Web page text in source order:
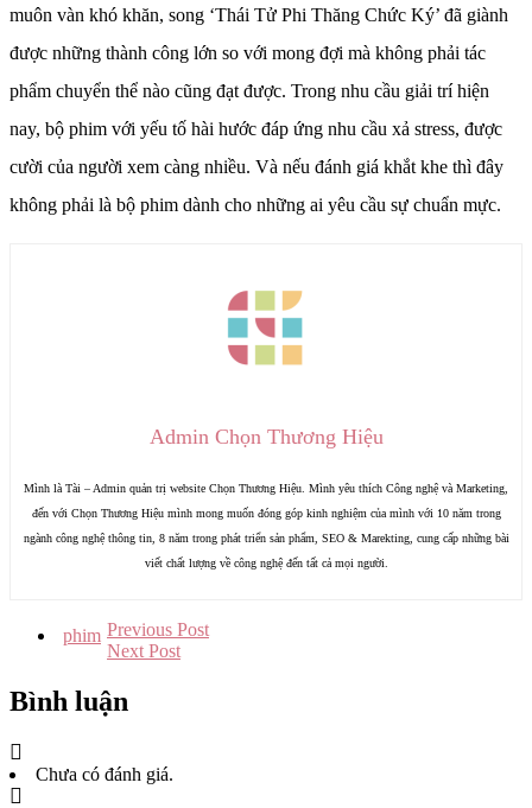
muôn vàn khó khăn, song ‘Thái Tử Phi Thăng Chức Ký’ đã giành
được những thành công lớn so với mong đợi mà không phải tác
phẩm chuyển thể nào cũng đạt được. Trong nhu cầu giải trí hiện
nay, bộ phim với yếu tố hài hước đáp ứng nhu cầu xả stress, được
cười của người xem càng nhiều. Và nếu đánh giá khắt khe thì đây
không phải là bộ phim dành cho những ai yêu cầu sự chuẩn mực.
Admin Chọn Thương Hiệu
Mình là Tài – Admin quản trị website Chọn Thương Hiệu. Mình yêu thích Công nghệ và Marketing,
đến với Chọn Thương Hiệu mình mong muốn đóng góp kinh nghiệm của mình với 10 năm trong
ngành công nghệ thông tin, 8 năm trong phát triển sản phẩm, SEO & Marekting, cung cấp những bài
viết chất lượng về công nghệ đến tất cả mọi người.
phim Previous Post
Next Post
Bình luận
Chưa có đánh giá.